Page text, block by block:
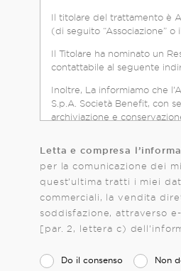
Il titolare del trattamento è
(di seguito “Associazione” o il
Il Titolare ha nominato un
contattabile al seguente
Inoltre, La informiamo che
S.p.A. Società Benefit, con
archiviazione e
condividono all’interno del
siti web, in modo da
Con riferimento ad alcuni
della presente informativa,
con la società controllata
l’Associazione e Assolombarda Servizi S.p.A. Società Benefit rivestono il ruolo di contitolari del trattamento
contitolarità disciplinando le
Letta e compresa
per la comunicazione dei
quest’ultima tratti i miei
commerciali, la vendita
soddisfazione, attraverso e-mail, chiamate
[par. 2, lettera c)
Do il consenso Non